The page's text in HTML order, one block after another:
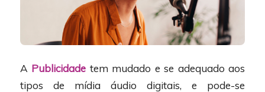
A Publicidade tem mudado e se adequado aos
tipos de mídia áudio digitais, e pode-se